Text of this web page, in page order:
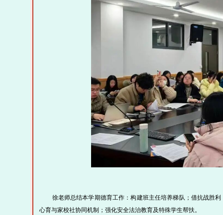
徐老师总结本学期德育工作：构建班主任培养梯队；借抗战胜
心育与家校社协同机制；强化安全法治教育及特殊学生帮扶。